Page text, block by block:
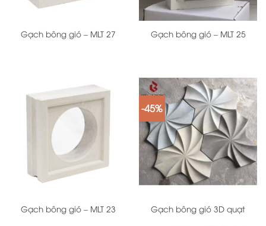
Gạch bông gió – MLT 27 Gạch bông gió – MLT 25
Gạch bông gió – MLT 23
-45%
Gạch bông gió 3D quạt